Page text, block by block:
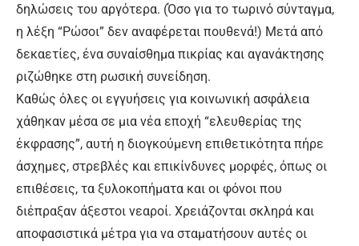
δηλώσεις του αργότερα. (Όσο για το τωρινό σύνταγμα,
η λέξη “Ρώσοι” δεν αναφέρεται πουθενά!) Μετά από
δεκαετίες, ένα συναίσθημα πικρίας και αγανάκτησης
ριζώθηκε στη ρωσική συνείδηση.
Καθώς όλες οι εγγυήσεις για κοινωνική ασφάλεια
χάθηκαν μέσα σε μια νέα εποχή “ελευθερίας της
έκφρασης”, αυτή η διογκούμενη επιθετικότητα πήρε
άσχημες, στρεβλές και επικίνδυνες μορφές, όπως οι
επιθέσεις, τα ξυλοκοπήματα και οι φόνοι που
διέπραξαν άξεστοι νεαροί. Χρειάζονται σκληρά και
αποφασιστικά μέτρα για να σταματήσουν αυτές οι